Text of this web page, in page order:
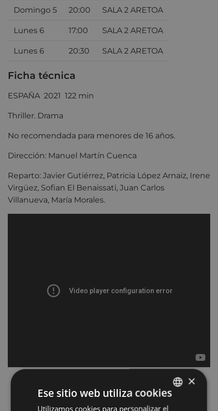
Domingo 5 20:00 SALA 2 ARETOA
Lunes 6 17:00 SALA 2 ARETOA
Lunes 6 20:30 SALA 2 ARETOA
Ficha técnica
ESPAÑA 2021 122 min
Thriller. Drama
No recomendada para menores de 16 años.
Dirección: Manuel Martín Cuenca
Reparto: Javier Gutiérrez, Patricia López Arnaiz, Irene
Virgüez, Sofian El Benaissati, Juan Carlos
Villanueva, María Morales.
BASQUE
×
Ese sitio web utiliza cookies
Utilizamos cookies para personalizar el